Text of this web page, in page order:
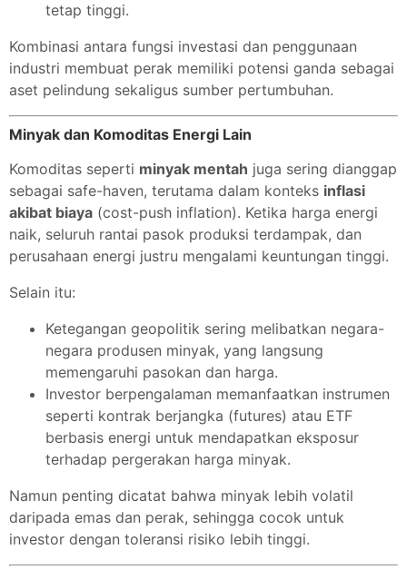
tetap tinggi.
Kombinasi antara fungsi investasi dan penggunaan
industri membuat perak memiliki potensi ganda sebagai
aset pelindung sekaligus sumber pertumbuhan.
Minyak dan Komoditas Energi Lain
Komoditas seperti minyak mentah juga sering dianggap
sebagai safe-haven, terutama dalam konteks inflasi
akibat biaya (cost-push inflation). Ketika harga energi
naik, seluruh rantai pasok produksi terdampak, dan
perusahaan energi justru mengalami keuntungan tinggi.
Selain itu:
Ketegangan geopolitik sering melibatkan negara-
negara produsen minyak, yang langsung
memengaruhi pasokan dan harga.
Investor berpengalaman memanfaatkan instrumen
seperti kontrak berjangka (futures) atau ETF
berbasis energi untuk mendapatkan eksposur
terhadap pergerakan harga minyak.
Namun penting dicatat bahwa minyak lebih volatil
daripada emas dan perak, sehingga cocok untuk
investor dengan toleransi risiko lebih tinggi.